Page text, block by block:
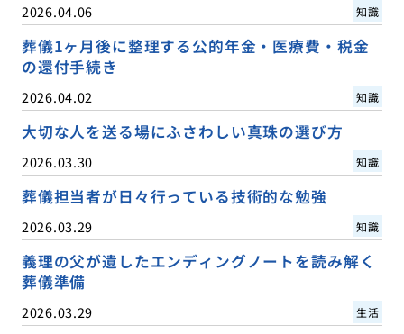
2026.04.06 知識
葬儀1ヶ月後に整理する公的年金・医療費・税金
の還付手続き
2026.04.02 知識
大切な人を送る場にふさわしい真珠の選び方
2026.03.30 知識
葬儀担当者が日々行っている技術的な勉強
2026.03.29 知識
義理の父が遺したエンディングノートを読み解く
葬儀準備
2026.03.29 生活